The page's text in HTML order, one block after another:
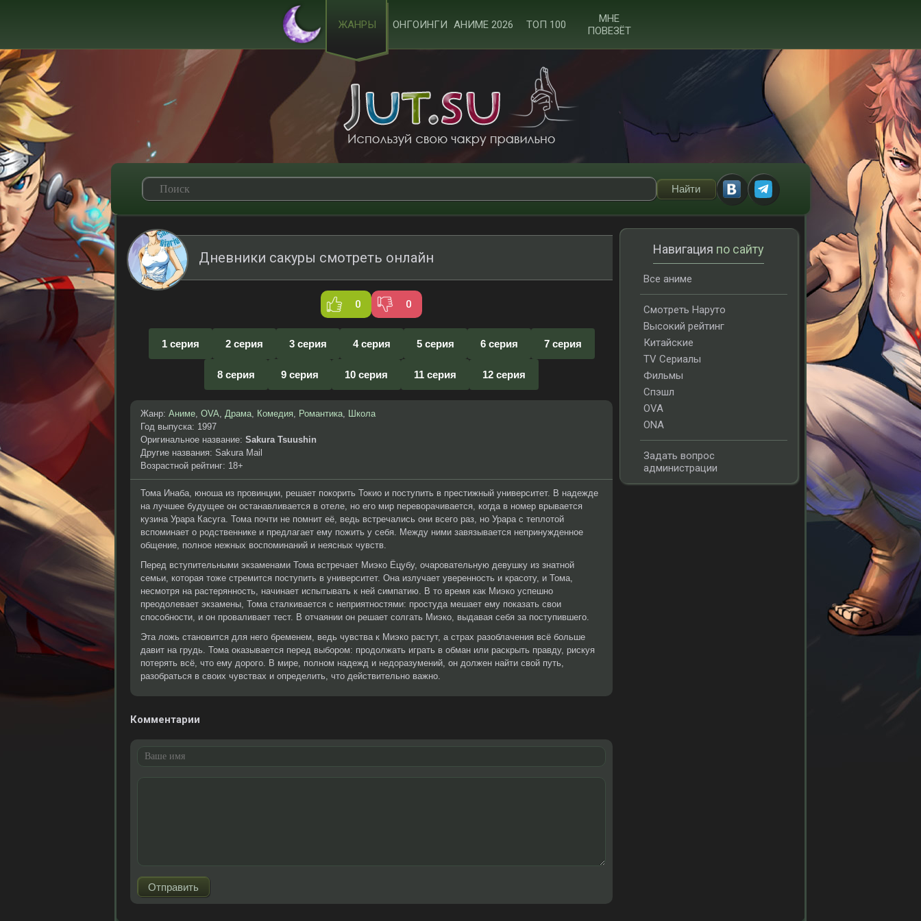
ЖАНРЫ ОНГОИНГИ АНИМЕ 2026 ТОП 100
МНЕ
ПОВЕЗЁТ
Дневники сакуры смотреть онлайн
0 0
1 серия 2 серия 3 серия 4 серия 5 серия 6 серия 7 серия
8 серия 9 серия 10 серия 11 серия 12 серия
Жанр: Аниме, OVA, Драма, Комедия, Романтика, Школа
Год выпуска: 1997
Оригинальное название: Sakura Tsuushin
Другие названия: Sakura Mail
Возрастной рейтинг: 18+
Тома Инаба, юноша из провинции, решает покорить Токио и поступить в престижный университет. В надежде
на лучшее будущее он останавливается в отеле, но его мир переворачивается, когда в номер врывается
кузина Урара Касуга. Тома почти не помнит её, ведь встречались они всего раз, но Урара с теплотой
вспоминает о родственнике и предлагает ему пожить у себя. Между ними завязывается непринужденное
общение, полное нежных воспоминаний и неясных чувств.
Перед вступительными экзаменами Тома встречает Миэко Ёцубу, очаровательную девушку из знатной
семьи, которая тоже стремится поступить в университет. Она излучает уверенность и красоту, и Тома,
несмотря на растерянность, начинает испытывать к ней симпатию. В то время как Миэко успешно
преодолевает экзамены, Тома сталкивается с неприятностями: простуда мешает ему показать свои
способности, и он проваливает тест. В отчаянии он решает солгать Миэко, выдавая себя за поступившего.
Эта ложь становится для него бременем, ведь чувства к Миэко растут, а страх разоблачения всё больше
давит на грудь. Тома оказывается перед выбором: продолжать играть в обман или раскрыть правду, рискуя
потерять всё, что ему дорого. В мире, полном надежд и недоразумений, он должен найти свой путь,
разобраться в своих чувствах и определить, что действительно важно.
Комментарии
Навигация по сайту
Все аниме
Смотреть Наруто
Высокий рейтинг
Китайские
TV Сериалы
Фильмы
Спэшл
OVA
ONA
Задать вопрос
администрации